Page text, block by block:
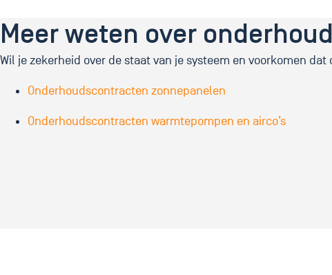
Meer weten over
Wil je zekerheid over de staat van je systeem en voorkomen
Onderhoudscontracten zonnepanelen
Onderhoudscontracten warmtepompen en airco’s